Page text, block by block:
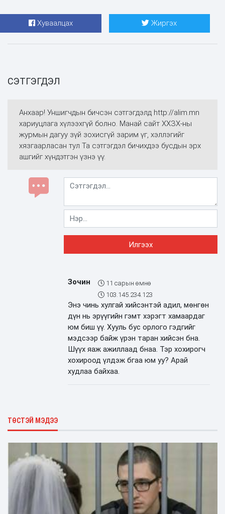
Хуваалцах Жиргэх
СЭТГЭГДЭЛ
Анхаар! Уншигчдын бичсэн сэтгэгдэлд http://alim.mn
хариуцлага хүлээхгүй болно. Манай сайт ХХЗХ-ны
журмын дагуу зүй зохисгүй зарим үг, хэллэгийг
хязгаарласан тул Та сэтгэгдэл бичихдээ бусдын эрх
ашгийг хүндэтгэн үзнэ үү.
Зочин
11 сарын өмнө
103.145.234.123
Энэ чинь хулгай хийсэнтэй адил, мөнгөн
дүн нь эрүүгийн гэмт хэрэгт хамаардаг
юм биш үү. Хууль бус орлого гэдгийг
мэдсээр байж үрэн таран хийсэн бна.
Шүүх яаж ажиллаад бнаа. Тэр хохирогч
хохироод үлдэж бгаа юм уу? Арай
худлаа байхаа.
ТӨСТЭЙ МЭДЭЭ